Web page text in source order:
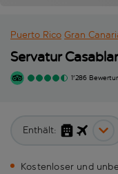
Puerto Rico Gran
Servatur
1'286
Enthält:
Kostenloser und